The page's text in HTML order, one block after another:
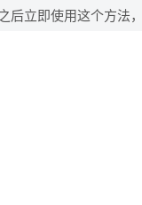
后立即使用这个方法